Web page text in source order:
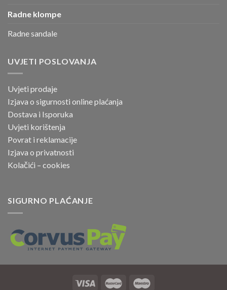
Radne klompe
Radne sandale
UVJETI POSLOVANJA
Uvjeti prodaje
Izjava o sigurnosti onlineplaćanja
Dostava i Isporuka
Uvjeti korištenja
Povrat i reklamacije
Izjava o privatnosti
Kolačići – cookies
SIGURNO PLAĆANJE